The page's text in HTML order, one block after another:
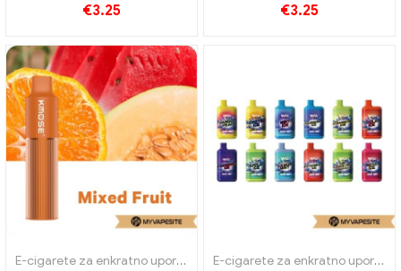
€3.25 €3.25
E-cigarete za enkratno uporabo
E-cigarete za enkratno uporabo